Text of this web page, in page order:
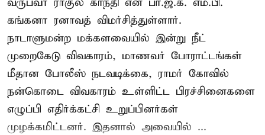
வருபவர் ராகுல் காந்தி என பா.ஜ.க. எம்.பி.
கங்கனா ரனாவத் விமர்சித்துள்ளார்.
நாடாளுமன்ற மக்களவையில் இன்று நீட்
முறைகேடு விவகாரம், மாணவர் போராட்டங்கள்
மீதான போலீஸ் நடவடிக்கை, ராமர் கோவில்
நன்கொடை விவகாரம் உள்ளிட்ட பிரச்சினைகளை
எழுப்பி எதிர்க்கட்சி உறுப்பினர்கள்
முழக்கமிட்டனர். இதனால் அவையில் ...